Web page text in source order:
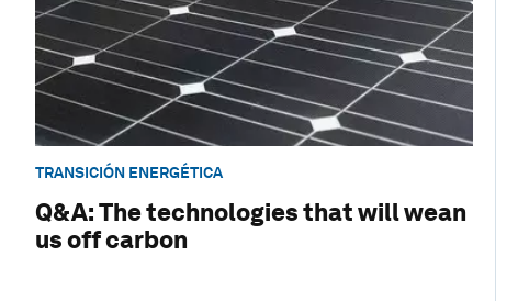
TRANSICIÓN ENERGÉTICA
Q&A: The technologies that will wean
us off carbon